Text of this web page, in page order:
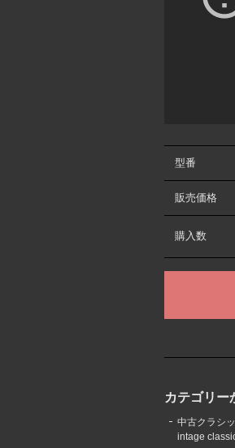
型番
販売価格
購入数
カテゴリー
中古クラシ
intage